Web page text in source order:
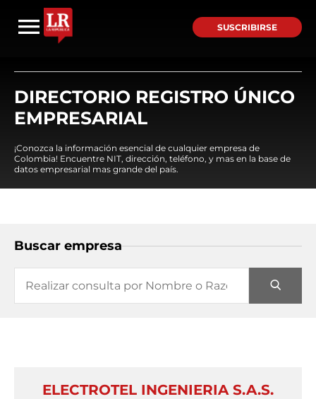
SUSCRIBIRSE
DIRECTORIO REGISTRO ÚNICO
EMPRESARIAL
¡Conozca la información esencial de cualquier empresa de
Colombia! Encuentre NIT, dirección, teléfono, y mas en la base de
datos empresarial mas grande del país.
Buscar empresa
ELECTROTEL INGENIERIA S.A.S.